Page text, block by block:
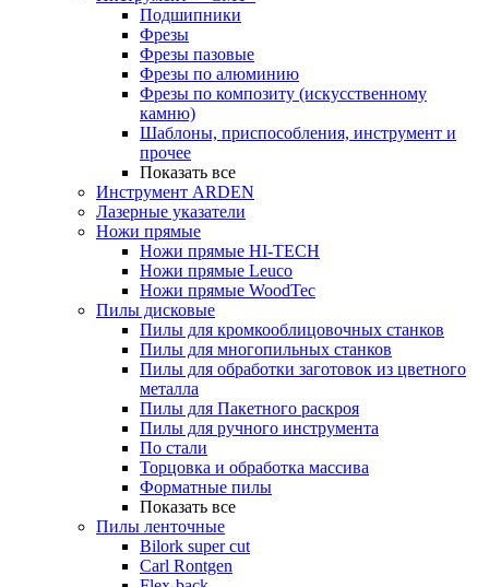
Подшипники
Фрезы
Фрезы пазовые
Фрезы по алюминию
Фрезы по композиту (искусственному
камню)
Шаблоны, приспособления, инструмент и
прочее
Показать все
Инструмент ARDEN
Лазерные указатели
Ножи прямые
Ножи прямые HI-TECH
Ножи прямые Leuco
Ножи прямые WoodTec
Пилы дисковые
Пилы для кромкооблицовочных станков
Пилы для многопильных станков
Пилы для обработки заготовок из цветного
металла
Пилы для Пакетного раскроя
Пилы для ручного инструмента
По стали
Торцовка и обработка массива
Форматные пилы
Показать все
Пилы ленточные
Bilork super cut
Carl Rontgen